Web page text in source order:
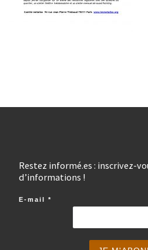
Restez informé.es : inscrivez-
d’informations !
E-mail *